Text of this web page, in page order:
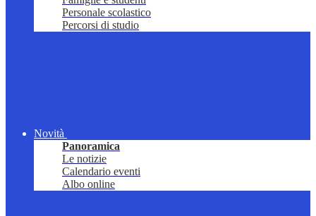
Personale scolastico
Percorsi di studio
Novità
Panoramica
Le notizie
Calendario eventi
Albo online